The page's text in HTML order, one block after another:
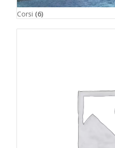
Corsi (6)